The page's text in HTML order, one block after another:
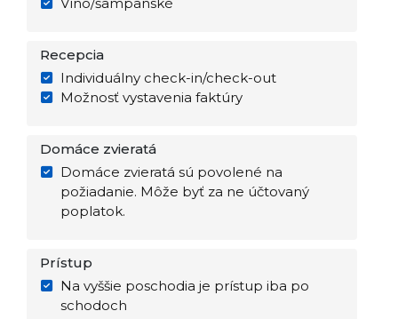
Recepcia
Individuálny check-in/check-out
Možnosť vystavenia faktúry
Domáce zvieratá
Domáce zvieratá sú povolené na
požiadanie. Môže byť za ne účtovaný
poplatok.
Prístup
Na vyššie poschodia je prístup iba po
schodoch